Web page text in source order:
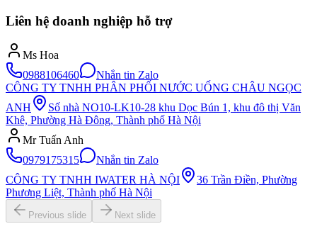
Liên hệ doanh nghiệp hỗ trợ
Ms Hoa
0988106460
Nhắn tin Zalo
CÔNG TY TNHH PHÂN PHỐI NƯỚC UỐNG CHÂU NGỌC
ANH
Số nhà NO10-LK10-28 khu Dọc Bún 1, khu đô thị Văn
Khê, Phường Hà Đông, Thành phố Hà Nội
Mr Tuấn Anh
0979175315
Nhắn tin Zalo
CÔNG TY TNHH IWATER HÀ NỘI
36 Trần Điền, Phường
Phương Liệt, Thành phố Hà Nội
Previous slide Next slide